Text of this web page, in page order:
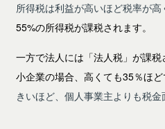
所得税は利益が高いほど税率が高
55%の所得税が課税されます。
一方で法人には「法人税」が課
小企業の場合、高くても35％ほ
きいほど、個人事業主よりも税金